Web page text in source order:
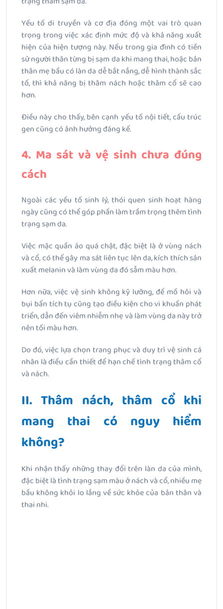
Yếu tố di truyền và cơ địa đóng một vai trò quan
trọng trong việc xác định mức độ và khả năng xuất
hiện của hiện tượng này. Nếu trong gia đình có tiền
sử người thân từng bị sạm da khi mang thai, hoặc bản
thân mẹ bầu có làn da dễ bắt nắng, dễ hình thành sắc
tố, thì khả năng bị thâm nách hoặc thâm cổ sẽ cao
hơn.
Điều này cho thấy, bên cạnh yếu tố nội tiết, cấu trúc
gen cũng có ảnh hưởng đáng kể.
4. Ma sát và vệ sinh chưa đúng
cách
Ngoài các yếu tố sinh lý, thói quen sinh hoạt hàng
ngày cũng có thể góp phần làm trầm trọng thêm tình
trạng sạm da.
Việc mặc quần áo quá chật, đặc biệt là ở vùng nách
và cổ, có thể gây ma sát liên tục lên da, kích thích sản
xuất melanin và làm vùng da đó sẫm màu hơn.
Hơn nữa, việc vệ sinh không kỹ lưỡng, để mồ hôi và
bụi bẩn tích tụ cũng tạo điều kiện cho vi khuẩn phát
triển, dẫn đến viêm nhiễm nhẹ và làm vùng da này trở
nên tối màu hơn.
Do đó, việc lựa chọn trang phục và duy trì vệ sinh cá
nhân là điều cần thiết để hạn chế tình trạng thâm cổ
và nách.
II. Thâm nách, thâm cổ khi
mang thai có nguy hiểm
không?
Khi nhận thấy những thay đổi trên làn da của mình,
đặc biệt là tình trạng sạm màu ở nách và cổ, nhiều mẹ
bầu không khỏi lo lắng về sức khỏe của bản thân và
thai nhi.